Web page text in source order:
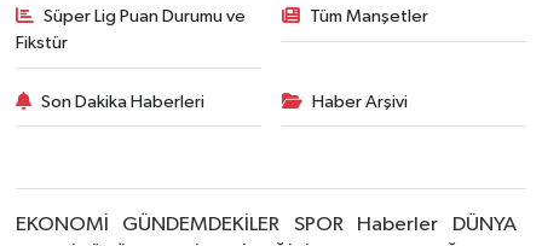
Süper Lig Puan Durumu ve
Fikstür
Tüm Manşetler
Son Dakika Haberleri Haber Arşivi
EKONOMİ GÜNDEMDEKİLER SPOR Haberler
DÜNYA